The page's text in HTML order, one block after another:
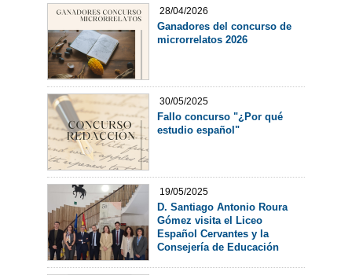
28/04/2026
Ganadores del concurso de
microrrelatos 2026
30/05/2025
Fallo concurso "¿Por qué
estudio español"
19/05/2025
D. Santiago Antonio Roura
Gómez visita el Liceo
Español Cervantes y la
Consejería de Educación